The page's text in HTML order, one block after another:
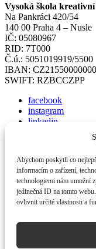
Abychom poskytli co
informacím o zařízení,
technologiemi nám umožní
jedinečná ID na tomto
ovlivnit určité vlastnosti a
Vysoká škola
Na Pankráci 420/54
140 00 Praha 4 – Nusle
IČ: 05080967
RID: 7T000
Č.ú.: 5051019919/5500
IBAN:
SWIFT: RZBCCZPP
facebook
instagram
linkedin